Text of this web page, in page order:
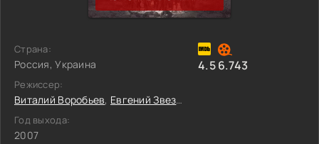
Страна:
Россия, Украина
Режиссер:
Виталий Воробьев, Евгений Звездаков
Год выхода:
2007
4.56.743